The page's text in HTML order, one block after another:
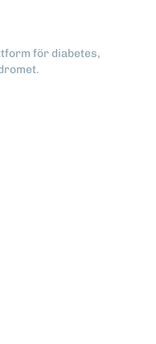
för diabetes,